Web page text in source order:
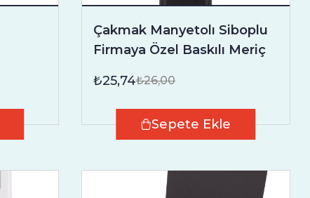
Çakmak Manyetolı Siboplu
Firmaya Özel Baskılı Meriç
₺25,74₺26,00
Sepete Ekle